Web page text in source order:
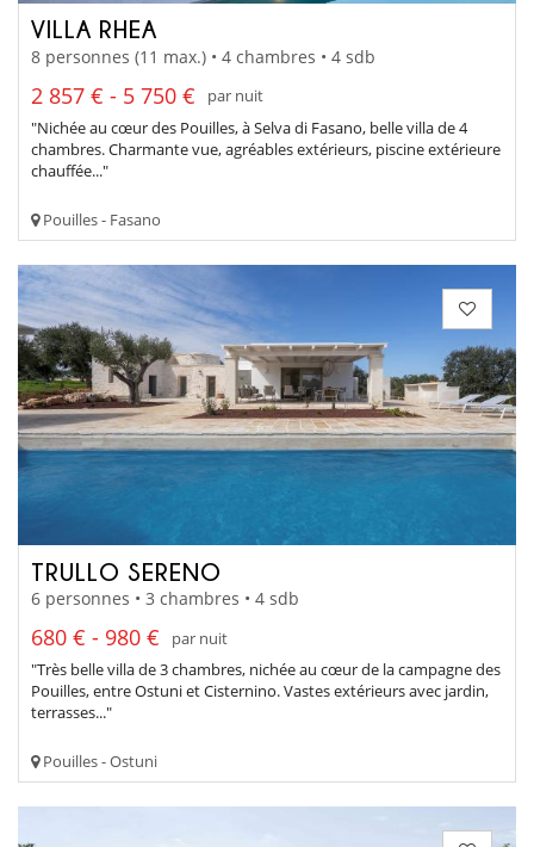
VILLA RHEA
8 personnes (11 max.) • 4 chambres • 4 sdb
2 857 € - 5 750 €
par nuit
"Nichée au cœur des Pouilles, à Selva di Fasano, belle villa de 4
chambres. Charmante vue, agréables extérieurs, piscine extérieure
chauffée..."
Pouilles - Fasano
TRULLO SERENO
6 personnes • 3 chambres • 4 sdb
680 € - 980 €
par nuit
"Très belle villa de 3 chambres, nichée au cœur de la campagne des
Pouilles, entre Ostuni et Cisternino. Vastes extérieurs avec jardin,
terrasses..."
Pouilles - Ostuni